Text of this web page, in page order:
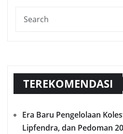
TEREKOMENDASI
Era Baru Pengelolaan
Lipfendra, dan Pedoman